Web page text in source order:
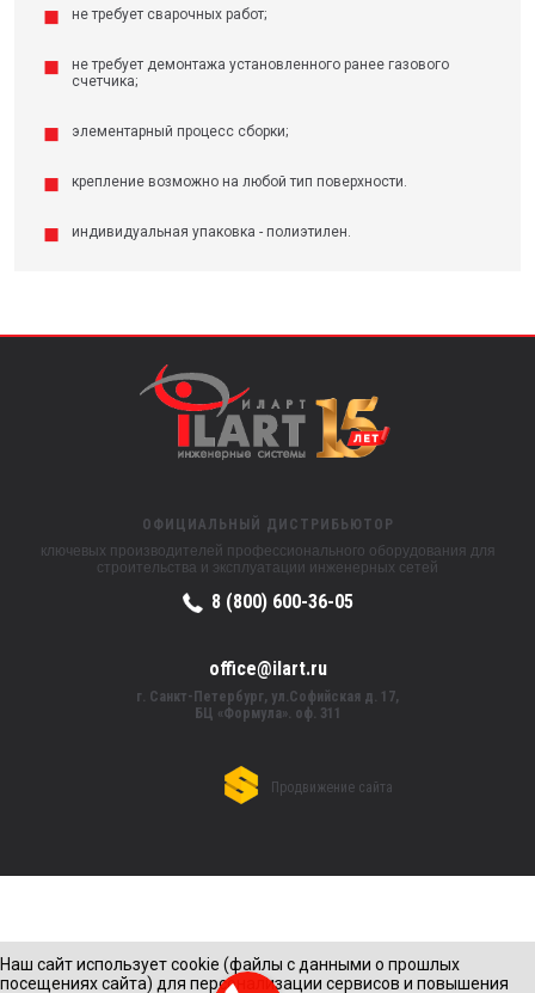
не требует сварочных работ;
не требует демонтажа установленного ранее газового
счетчика;
элементарный процесс сборки;
крепление возможно на любой тип поверхности.
индивидуальная упаковка - полиэтилен.
ОФИЦИАЛЬНЫЙ ДИСТРИБЬЮТОР
ключевых производителей профессионального оборудования для
строительства и эксплуатации инженерных сетей
8 (800) 600-36-05
office@ilart.ru
г. Санкт-Петербург, ул.Софийская д. 17,
БЦ «Формула». оф. 311
Продвижение сайта
Наш сайт использует cookie (файлы с данными о прошлых
посещениях сайта) для персонализации сервисов и повышения